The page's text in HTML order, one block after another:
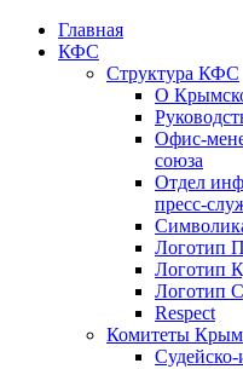
Главная
КФС
Структура КФС
О
Офис-
союза
Отдел
пресс-
Логотип
Логотип
Логотип
Respect
Комитеты
Судейско-